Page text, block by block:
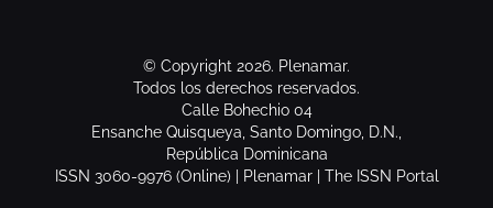
© Copyright 2026. Plenamar.
Todos los derechos reservados.
Calle Bohechio 04
Ensanche Quisqueya, Santo Domingo, D.N.,
República Dominicana
ISSN 3060-9976 (Online) | Plenamar | The ISSN Portal